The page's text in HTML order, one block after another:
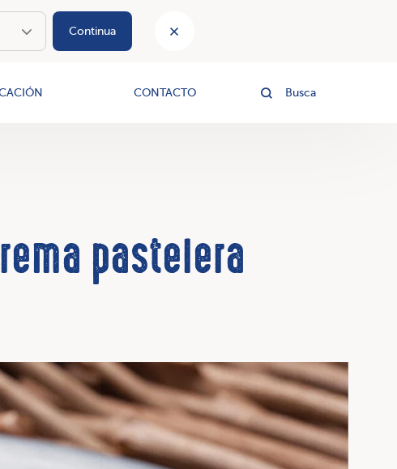
Continua
CONTACTO Busca
pastelera